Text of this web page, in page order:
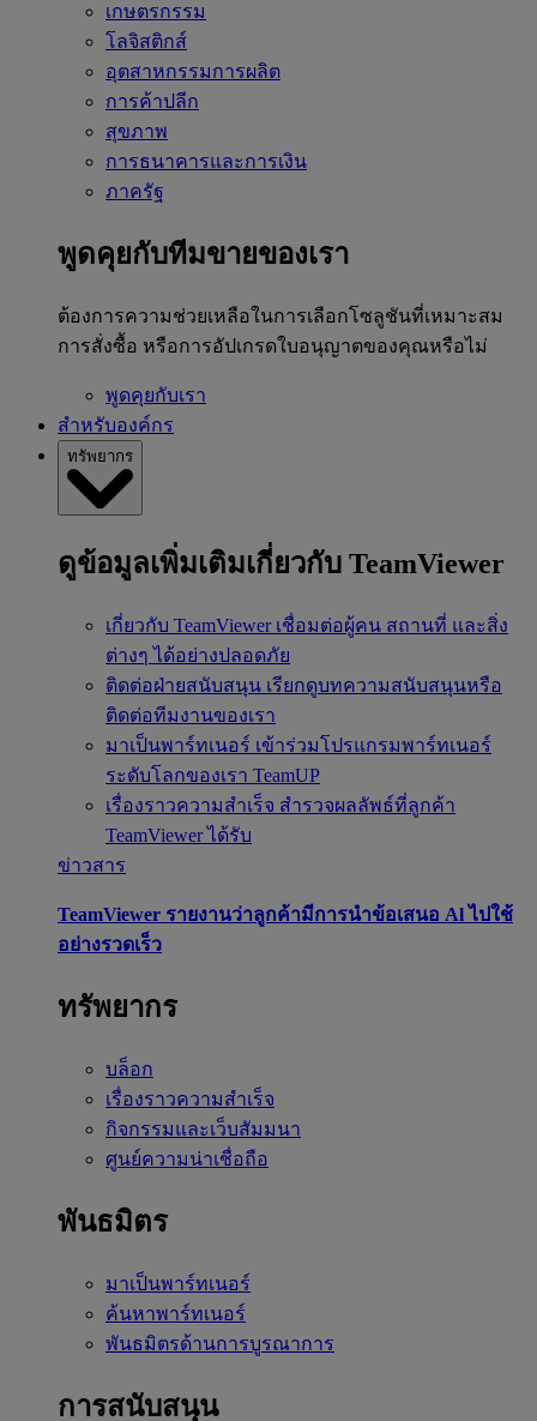
เกษตรกรรม
โลจิสติกส์
อุตสาหกรรมการผลิต
การค้าปลีก
สุขภาพ
การธนาคารและการเงิน
ภาครัฐ
พูดคุยกับทีมขายของเรา
ต้องการความช่วยเหลือในการเลือกโซลูชันที่เหมาะสม
การสั่งซื้อ หรือการอัปเกรดใบอนุญาตของคุณหรือไม่
พูดคุยกับเรา
สำหรับองค์กร
ทรัพยากร
ดูข้อมูลเพิ่มเติมเกี่ยวกับ TeamViewer
เกี่ยวกับ TeamViewer เชื่อมต่อผู้คน สถานที่ และสิ่ง
ต่างๆ ได้อย่างปลอดภัย
ติดต่อฝ่ายสนับสนุน เรียกดูบทความสนับสนุนหรือ
ติดต่อทีมงานของเรา
มาเป็นพาร์ทเนอร์ เข้าร่วมโปรแกรมพาร์ทเนอร์
ระดับโลกของเรา TeamUP
เรื่องราวความสำเร็จ สำรวจผลลัพธ์ที่ลูกค้า
TeamViewer ได้รับ
ข่าวสาร
TeamViewer รายงานว่าลูกค้ามีการนำข้อเสนอ Al ไปใช้
อย่างรวดเร็ว
ทรัพยากร
บล็อก
เรื่องราวความสำเร็จ
กิจกรรมและเว็บสัมมนา
ศูนย์ความน่าเชื่อถือ
พันธมิตร
มาเป็นพาร์ทเนอร์
ค้นหาพาร์ทเนอร์
พันธมิตรด้านการบูรณาการ
การสนับสนุน